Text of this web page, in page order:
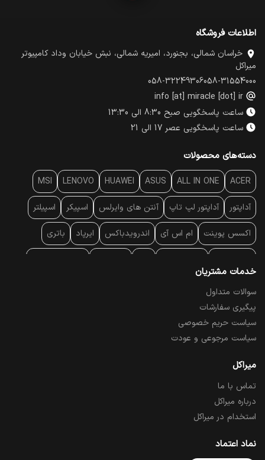
اطلاعات فروشگاه
خراسان شمالی، بجنورد، امیریه شمالی، نبش خیابان وداد کامپیوتر
میراکل
058-31554000
058-32249306
info [at] miracle [dot] ir
ساعت پاسخگویی صبح 8:30 الی 13:30
ساعت پاسخگویی عصر 17 الی 21
دسته‌های محصولات
ACER
ALL IN ONE
ASUS
HUAWEI
LENOVO
MSI
آداپتور آداپتور لپ تاپ آنتن‌ های وایرلس اسپیکر اسپیلتر
اکسس پوینت ام اس آی اندرویدباکس ایرپاد باتری
پایه سقفی
پرده نمایش
تبلت و موبایل تجهیزات پسیو شبکه
تلویزیون
درایو نوری
دستگاه ضبط تصاویر
رم کامپیوتر
خدمات مشتریان
سوالات متداول
پیگیری سفارشات
سیاست حریم خصوصی
سیاست مرجوعی و عودت
میراکل
تماس با ما
درباره میراکل
استخدام در میراکل
نماد اعتماد